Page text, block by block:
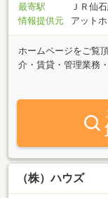
最寄駅
ＪＲ仙
情報提供元
アット
ホームページをご覧
介・賃貸・管理業務
活動の基盤となる不
人様・個人様。土地
戸建等の住宅まで幅
目されている「移住
活用に関するお悩み
活用方法を企画し、
ご提案させて頂きま
（株）ハウズ